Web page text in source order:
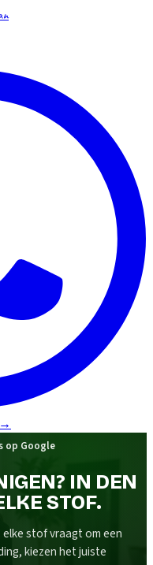
→
op Google
IN DEN
STOF.
stof vraagt om een
kiezen het juiste